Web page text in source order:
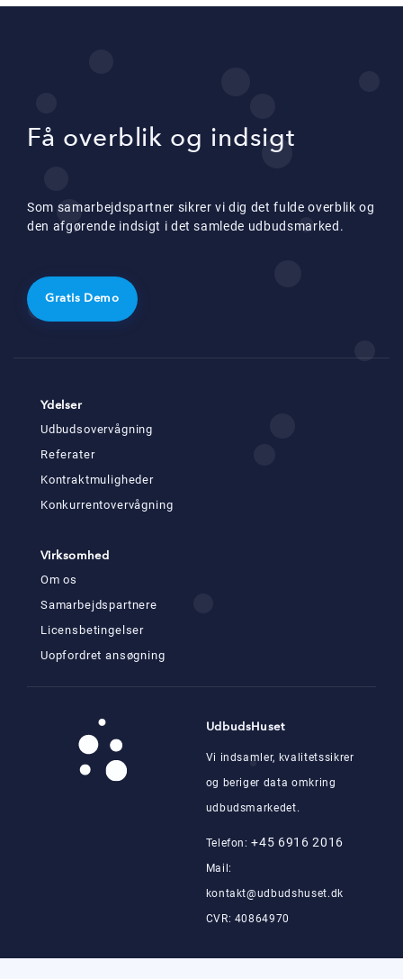
Få overblik og indsigt
Som samarbejdspartner sikrer vi dig det fulde overblik og
den afgørende indsigt i det samlede udbudsmarked.
Gratis Demo
UdbudsHuset
Vi indsamler, kvalitetssikrer
og beriger data omkring
udbudsmarkedet.
Telefon:+45 6916 2016
Mail:
kontakt@udbudshuset.dk
CVR: 40864970
Virksomhed
Om os
Samarbejdspartnere
Licensbetingelser
Uopfordret ansøgning
Ydelser
Udbudsovervågning
Referater
Kontraktmuligheder
Konkurrentovervågning